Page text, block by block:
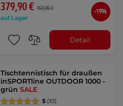
379,90 € 469,90 €
auf Lager
-19%
Detail
Tischtennistisch für draußen
inSPORTline OUTDOOR 1000 -
grünSALE
5 (10)